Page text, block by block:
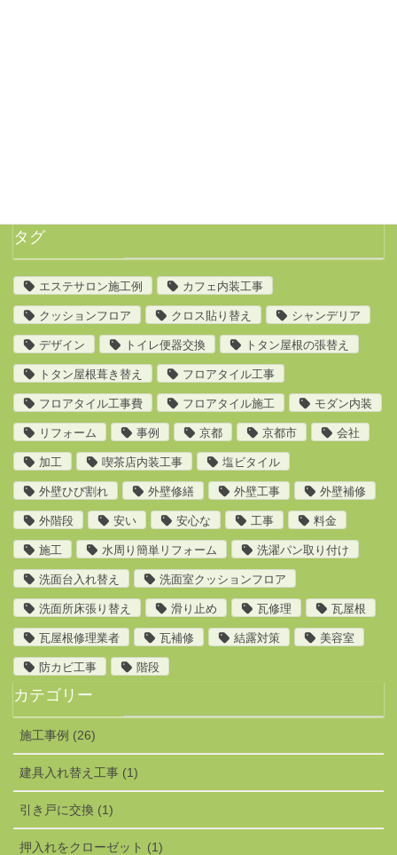
タグ
エステサロン施工例 カフェ内装工事
クッションフロア クロス貼り替え シャンデリア
デザイン トイレ便器交換 トタン屋根の張替え
トタン屋根葺き替え フロアタイル工事
フロアタイル工事費 フロアタイル施工 モダン内装
リフォーム 事例 京都 京都市 会社
加工 喫茶店内装工事 塩ビタイル
外壁ひび割れ 外壁修繕 外壁工事 外壁補修
外階段 安い 安心な 工事 料金
施工 水周り簡単リフォーム 洗濯パン取り付け
洗面台入れ替え 洗面室クッションフロア
洗面所床張り替え 滑り止め 瓦修理 瓦屋根
瓦屋根修理業者 瓦補修 結露対策 美容室
防カビ工事 階段
カテゴリー
施工事例 (26)
建具入れ替え工事 (1)
引き戸に交換 (1)
押入れをクローゼット (1)